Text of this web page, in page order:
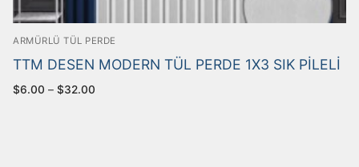
ARMÜRLÜ TÜL PERDE
TTM DESEN MODERN TÜL PERDE 1X3 SIK PİLELİ
$6.00 – $32.00